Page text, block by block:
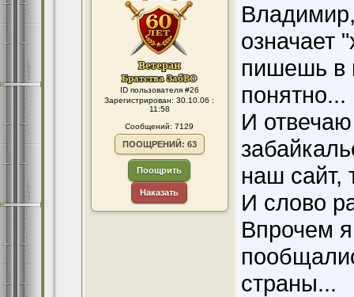
ID пользователя #26
Зарегистрирован: 30.10.06 :
11:58
Сообщений: 7129
ПООЩРЕНИЙ: 63
Поощрить
Наказать
означает
пишешь в
понятно...
И
наш сайт,
И слово
Впрочем
страны...